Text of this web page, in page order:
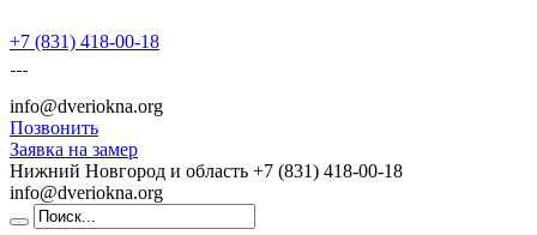
+7 (831) 418-00-18
info@dveriokna.org
Позвонить
Заявка на замер
Нижний Новгород и область +7 (831) 418-00-18
info@dveriokna.org